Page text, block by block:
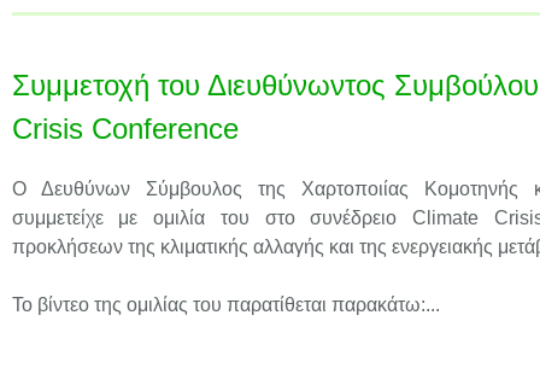
Συμμετοχή του Διευθύνωντος
Crisis Conference
Ο Δευθύνων Σύμβουλος της Χαρτοποιίας Κομοτηνής
συμμετείχε με ομιλία του στο συνέδρειο Climate
προκλήσεων της κλιματικής αλλαγής και της ενεργειακής
Το βίντεο της ομιλίας του παρατίθεται παρακάτω:...